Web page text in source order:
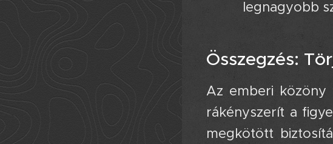
legnagyobb
Összegzés:
Az emberi közöny
rákényszerít a
megkötött